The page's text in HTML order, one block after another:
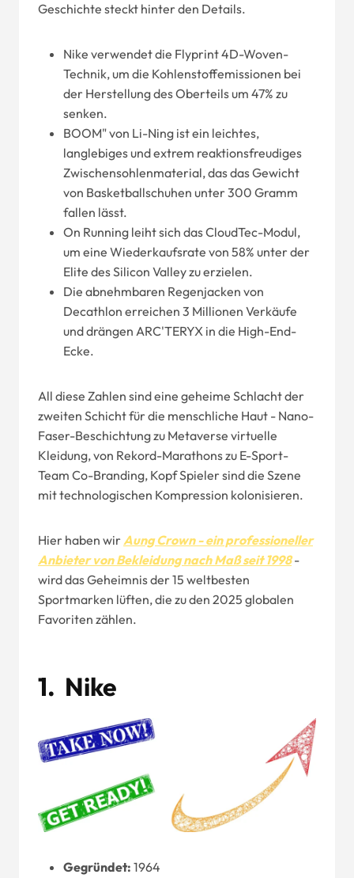
Geschichte steckt hinter den Details.
Nike verwendet die Flyprint 4D-Woven-
Technik, um die Kohlenstoffemissionen bei
der Herstellung des Oberteils um 47% zu
senken.
BOOM" von Li-Ning ist ein leichtes,
langlebiges und extrem reaktionsfreudiges
Zwischensohlenmaterial, das das Gewicht
von Basketballschuhen unter 300 Gramm
fallen lässt.
On Running leiht sich das CloudTec-Modul,
um eine Wiederkaufsrate von 58% unter der
Elite des Silicon Valley zu erzielen.
Die abnehmbaren Regenjacken von
Decathlon erreichen 3 Millionen Verkäufe
und drängen ARC'TERYX in die High-End-
Ecke.
All diese Zahlen sind eine geheime Schlacht der
zweiten Schicht für die menschliche Haut - Nano-
Faser-Beschichtung zu Metaverse virtuelle
Kleidung, von Rekord-Marathons zu E-Sport-
Team Co-Branding, Kopf Spieler sind die Szene
mit technologischen Kompression kolonisieren.
Hier haben wirAung Crown - ein professioneller
Anbieter von Bekleidung nach Maß seit 1998-
wird das Geheimnis der 15 weltbesten
Sportmarken lüften, die zu den 2025 globalen
Favoriten zählen.
1. Nike
Gegründet: 1964